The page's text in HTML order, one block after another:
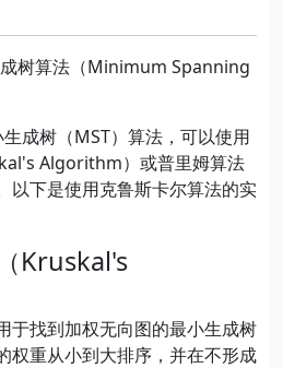
树算法（Minimum Spanning
成树（MST）算法，可以使用
Algorithm）或普里姆算法
以下是使用克鲁斯卡尔算法的实
Kruskal's
于找到加权无向图的最小生成树
权重从小到大排序，并在不形成